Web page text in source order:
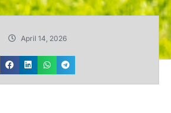
April 14, 2026